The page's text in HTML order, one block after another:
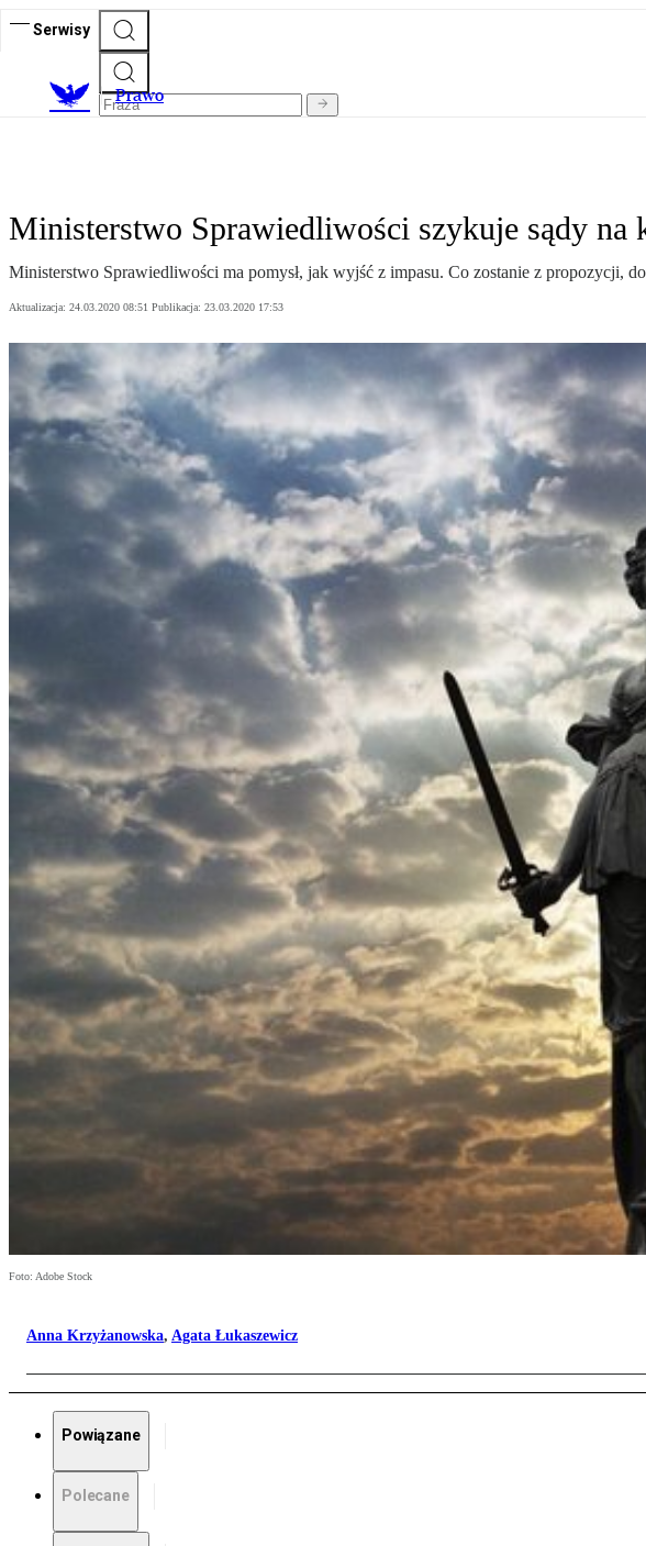
Serwisy
Prawo
Ministerstwo Sprawiedliwości szykuje sądy na
Ministerstwo Sprawiedliwości ma pomysł, jak wyjść z impasu. Co zostanie z propozycji,
Aktualizacja: 24.03.2020 08:51 Publikacja: 23.03.2020 17:53
Foto: Adobe Stock
Anna Krzyżanowska, Agata Łukaszewicz
Powiązane
Polecane